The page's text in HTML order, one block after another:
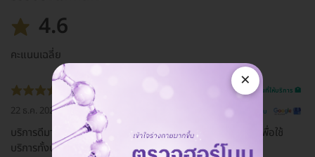
4.6
คะแนนเฉลี่ย
รีวิวสถานที่ให้บริการ 🏥
22 ธ.ค. 2022 ดูรีวิวต้นฉบับ
บริการดีมากประทับใจ บ้านอยู่อ่างทองยังยอมขับรถ120โล ไปเพื่อใช้
บริการทั้งบ้าน ติดใจในความใส่ใจ การบริการ
×